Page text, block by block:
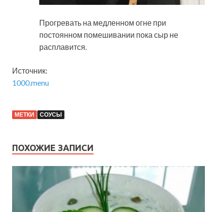
Прогревать на медленном огне при
постоянном помешивании пока сыр не
расплавится.
Источник:
1000.menu
МЕТКИ СОУСЫ
ПОХОЖИЕ ЗАПИСИ